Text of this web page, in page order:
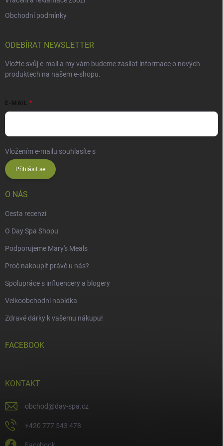
Obchodní podmínky
ODEBÍRAT NEWSLETTER
Vložte svůj e-mail a my vám budeme zasílat informace o nových
produktech na našem e-shopu.
E-MAIL
Vložením e-mailu souhlasíte s
Přihlásit se
O NÁS
Cesta recenzí
O Day Spa Shopu
Podporujeme Mary's Meals
Proč nakoupit právě u nás?
Spolupráce s influencery a blogery
Velkoobchodní nabídka
Zdravé dárky k vašemu nákupu!
FACEBOOK
KONTAKT
obchod@day-spa.cz
+420 777 543 478